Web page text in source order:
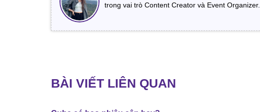
trong vai trò Content Creator và Event Organizer.
BÀI VIẾT LIÊN QUAN